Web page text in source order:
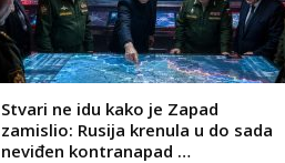
Stvari ne idu kako je Zapad
zamislio: Rusija krenula u do sada
neviđen kontranapad …